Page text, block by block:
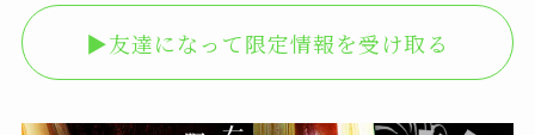
▶︎友達になって限定情報を受け取る